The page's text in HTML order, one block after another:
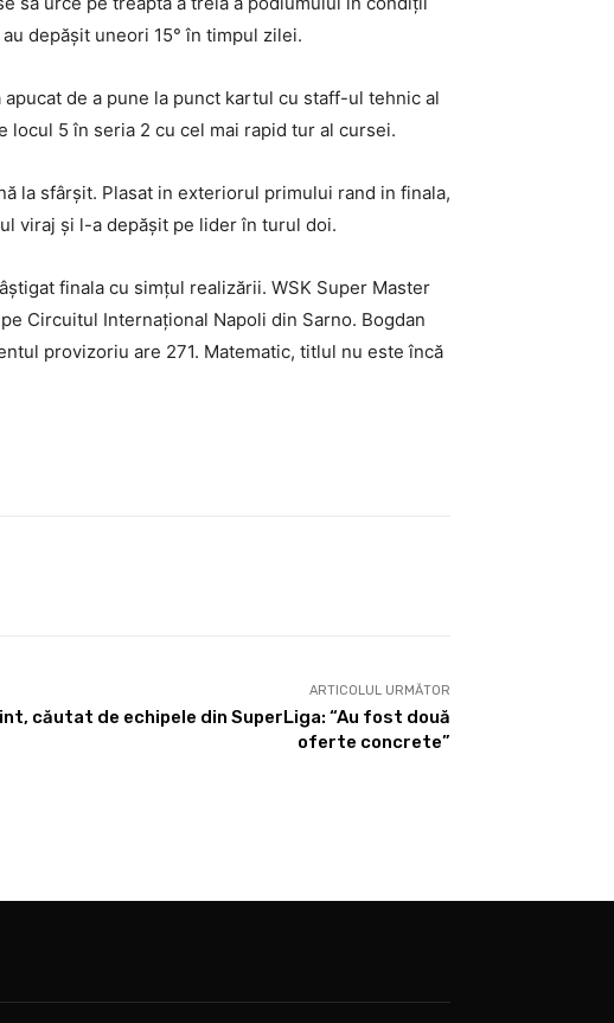
depășit uneori 15° în timpul zilei.
de a pune la punct kartul cu staff-ul tehnic al
locul 5 în seria 2 cu cel mai rapid tur al cursei.
la sfârșit. Plasat in exteriorul primului rand in finala,
viraj și l-a depășit pe lider în turul doi.
finala cu simțul realizării. WSK Super Master
Circuitul Internațional Napoli din Sarno. Bogdan
provizoriu are 271. Matematic, titlul nu este încă
ARTICOLUL URMĂTOR
căutat de echipele din SuperLiga: “Au fost două
oferte concrete”